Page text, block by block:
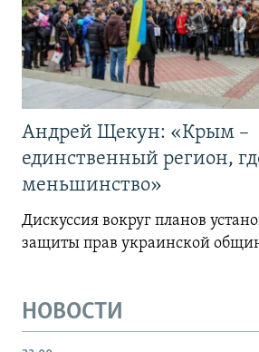
Андрей Щекун: «Крым –
единственный регион,
меньшинство»
Дискуссия вокруг планов
защиты прав украинской
НОВОСТИ